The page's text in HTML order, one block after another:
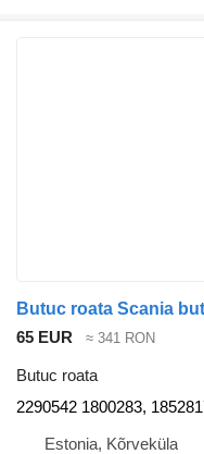
65 EUR ≈ 341 RON
Butuc roata
2290542 1800283,
Estonia, Kõrveküla